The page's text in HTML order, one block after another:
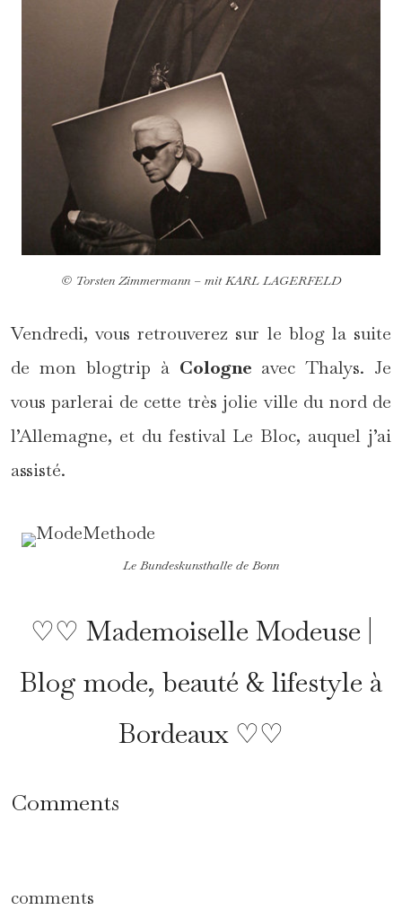
© Torsten Zimmermann – mit KARL LAGERFELD
Vendredi, vous retrouverez sur le blog la suite
de mon blogtrip à Cologne avec Thalys. Je
vous parlerai de cette très jolie ville du nord de
l’Allemagne, et du festival Le Bloc, auquel j’ai
assisté.
Le Bundeskunsthalle de Bonn
♡♡ Mademoiselle Modeuse |
Blog mode, beauté & lifestyle à
Bordeaux ♡♡
Comments
comments